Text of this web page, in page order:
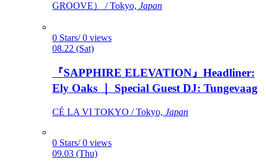
GROOVE） / Tokyo, Japan
0 Stars/ 0 views
08.22 (Sat)
『SAPPHIRE ELEVATION』Headliner:
Ely Oaks ｜ Special Guest DJ: Tungevaag
CÉ LA VI TOKYO / Tokyo, Japan
0 Stars/ 0 views
09.03 (Thu)